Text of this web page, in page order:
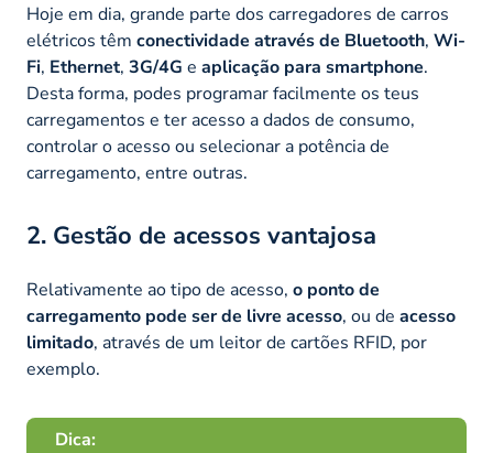
Hoje em dia, grande parte dos carregadores de carros
elétricos têm conectividade através de Bluetooth, Wi-
Fi, Ethernet, 3G/4G e aplicação para smartphone.
Desta forma, podes programar facilmente os teus
carregamentos e ter acesso a dados de consumo,
controlar o acesso ou selecionar a potência de
carregamento, entre outras.
2. Gestão de acessos vantajosa
Relativamente ao tipo de acesso, o ponto de
carregamento pode ser de livre acesso, ou de acesso
limitado, através de um leitor de cartões RFID, por
exemplo.
Dica: